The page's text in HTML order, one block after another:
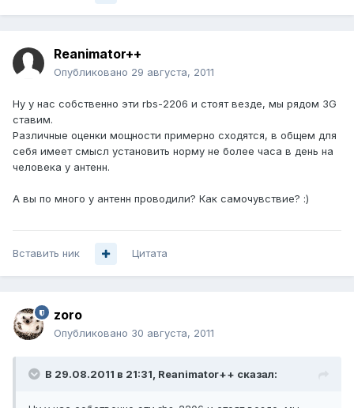
Reanimator++
Опубликовано 29 августа, 2011
Ну у нас собственно эти rbs-2206 и стоят везде, мы рядом 3G
ставим.
Различные оценки мощности примерно сходятся, в общем для
себя имеет смысл установить норму не более часа в день на
человека у антенн.
А вы по много у антенн проводили? Как самочувствие? :)
Вставить ник Цитата
zoro
Опубликовано 30 августа, 2011
В 29.08.2011 в 21:31, Reanimator++ сказал: